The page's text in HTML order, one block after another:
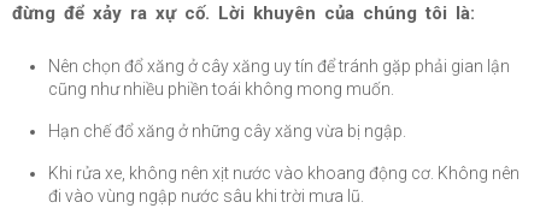
đừng để xảy ra xự cố. Lời khuyên của chúng tôi là:
Nên chọn đổ xăng ở cây xăng uy tín để tránh gặp phải gian lận
cũng như nhiều phiền toái không mong muốn.
Hạn chế đổ xăng ở những cây xăng vừa bị ngập.
Khi rửa xe, không nên xịt nước vào khoang động cơ. Không nên
đi vào vùng ngập nước sâu khi trời mưa lũ.